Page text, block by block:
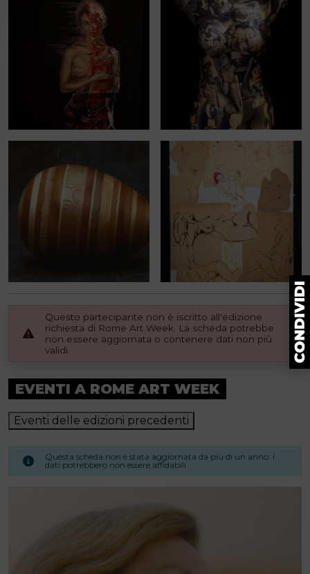
Questo partecipante non è iscritto all'edizione
richiesta di Rome Art Week. La scheda potrebbe
non essere aggiornata o contenere dati non più
validi.
EVENTI A ROME ART WEEK
Eventi delle edizioni precedenti
Questa scheda non è stata aggiornata da più di un anno. i
dati potrebbero non essere affidabili